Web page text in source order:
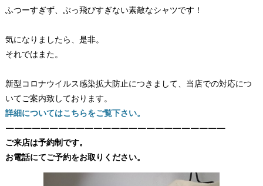
ふつーすぎず、ぶっ飛びすぎない素敵なシャツです！
気になりましたら、是非。
それではまた。
新型コロナウイルス感染拡大防止につきまして、当店での対応につ
いてご案内致しております。
詳細についてはこちらをご覧下さい。
—————————————————————————
ご来店は予約制です。
お電話にてご予約をお取りください。